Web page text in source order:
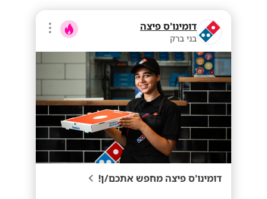
דומינו'ס פיצה
בני ברק
דומינו'ס פיצה מחפש אתכם/ן!